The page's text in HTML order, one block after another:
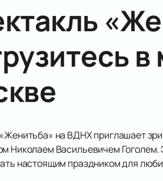
на ВДНХ приглашает
Николаем Васильевичем
настоящим праздником для